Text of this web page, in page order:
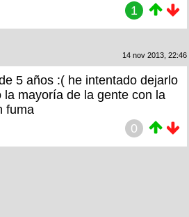
1
14 nov 2013, 22:46
5 años :( he intentado dejarlo
la mayoría de la gente con la
fuma
0